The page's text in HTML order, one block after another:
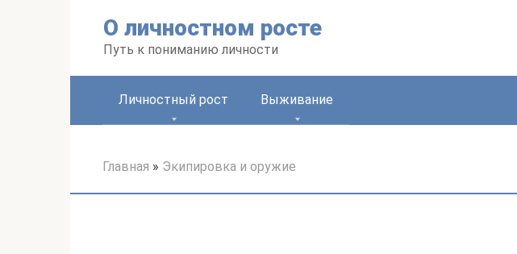
О личностном росте
Путь к пониманию личности
Личностный рост Выживание
Главная » Экипировка и оружие